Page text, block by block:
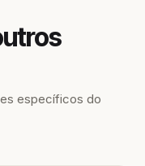
específicos do